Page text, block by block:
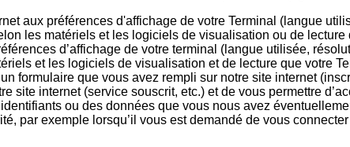
aux préférences d'affichage de votre Terminal (langue
les matériels et les logiciels de visualisation ou de lecture
d’affichage de votre terminal (langue utilisée,
et les logiciels de visualisation et de lecture que votre
formulaire que vous avez rempli sur notre site internet
site internet (service souscrit, etc.) et de vous permettre
ou des données que vous nous avez
par exemple lorsqu’il vous est demandé de vous